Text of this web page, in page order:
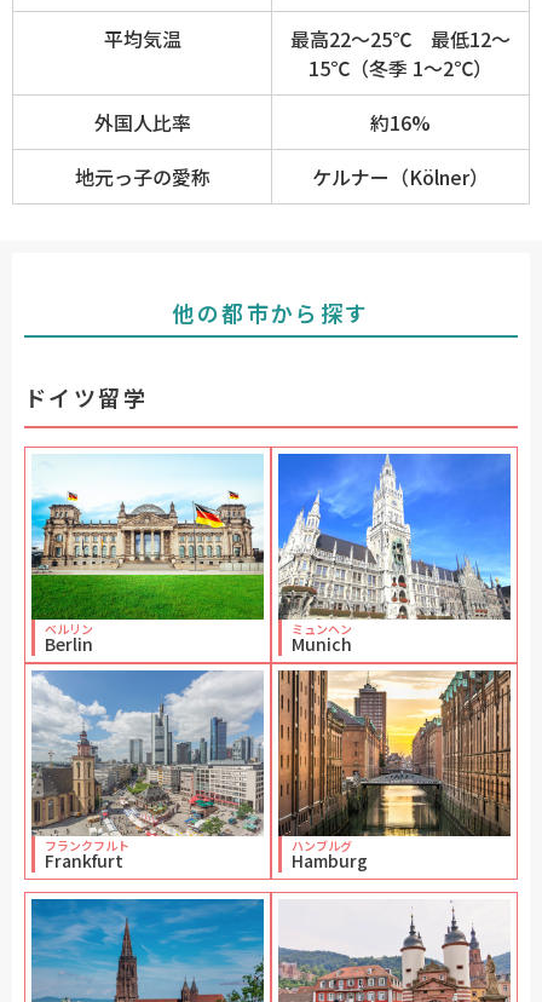
平均気温
最高22〜25℃ 最低12〜
15℃（冬季 1〜2℃）
外国人比率
約16%
地元っ子の愛称
ケルナー（Kölner）
他の都市から探す
ドイツ留学
ベルリン
Berlin
ミュンヘン
Munich
フランクフルト
Frankfurt
ハンブルグ
Hamburg